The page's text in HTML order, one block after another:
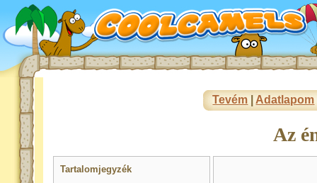
Tevém Adatlapom
Az
Tartalomjegyzék